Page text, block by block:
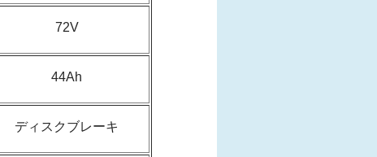
72V
44Ah
ディスクブレーキ